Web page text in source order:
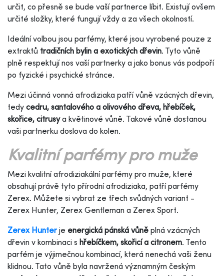
určit, co přesně se bude vaší partnerce líbit. Existují ovšem
určité složky, které fungují vždy a za všech okolností.
Ideální volbou jsou parfémy, které jsou vyrobené pouze z
extraktů tradičních bylin a exotických dřevin. Tyto vůně
plně respektují nos vaší partnerky a jako bonus vás podpoří
po fyzické i psychické stránce.
Mezi účinná vonná afrodiziaka patří vůně vzácných dřevin,
tedy cedru, santalového a olivového dřeva, hřebíček,
skořice, citrusya květinové vůně. Takové vůně dostanou
vaši partnerku doslova do kolen.
Kvalitní parfémy pro muže
Mezi kvalitní afrodiziakální parfémy pro muže, které
obsahují právě tyto přírodní afrodiziaka, patří parfémy
Zerex. Můžete si vybrat ze třech svůdných variant -
Zerex Hunter, Zerex Gentleman a Zerex Sport.
Zerex Hunter je energická pánská vůně plná vzácných
dřevin v kombinaci s hřebíčkem, skořicí a citronem. Tento
parfém je výjimečnou kombinací, která nenechá vaši ženu
klidnou. Tato vůně byla navržená významným českým